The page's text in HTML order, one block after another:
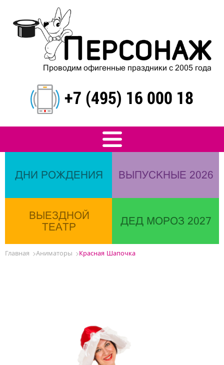
Проводим офигенные праздники с 2005 года
+7 (495) 16 000 18
ДНИ РОЖДЕНИЯ ВЫПУСКНЫЕ 2026
ВЫЕЗДНОЙ
ТЕАТР
ДЕД МОРОЗ 2027
Главная Аниматоры Красная Шапочка